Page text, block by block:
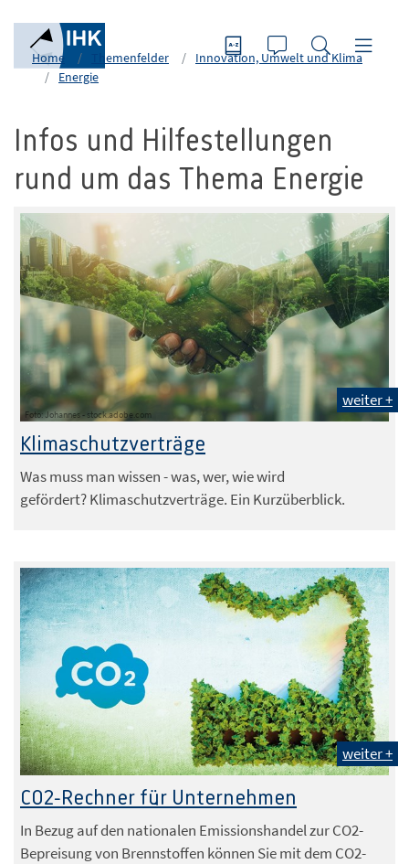
Home Themenfelder
Innovation, Umwelt und Klima
Energie
Infos und Hilfestellungen
rund um das Thema Energie
Foto: Johannes - stock.adobe.com
weiter +
Klimaschutzverträge
Was muss man wissen - was, wer, wie wird
gefördert? Klimaschutzverträge. Ein Kurzüberblick.
weiter +
CO2-Rechner für Unternehmen
In Bezug auf den nationalen Emissionshandel zur CO2-
Bepreisung von Brennstoffen können Sie mit dem CO2-